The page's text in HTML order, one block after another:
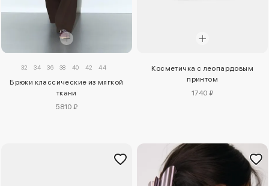
32 34 36 38 40 42 44
Брюки классические из мягкой
ткани
5810 ₽
Косметичка с леопардовым
принтом
1740 ₽